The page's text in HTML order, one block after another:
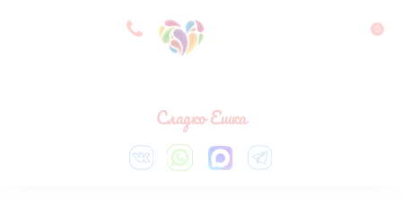
8 927 083 33 05 0
Сладко Ешка